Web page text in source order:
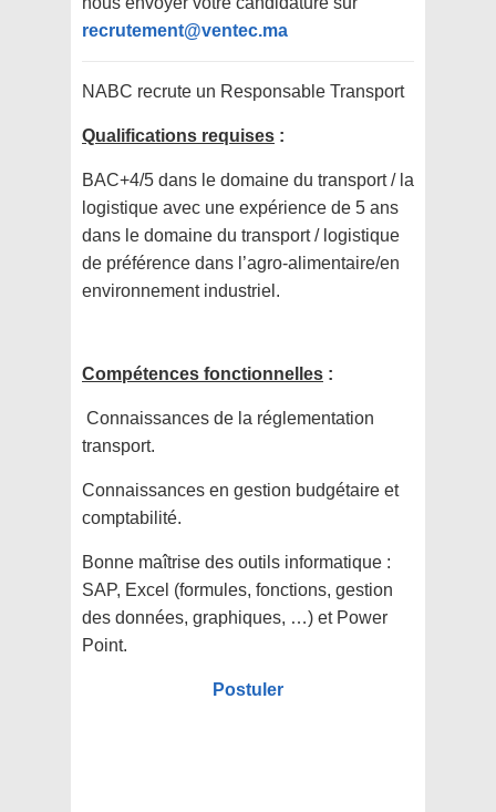
recrutement@ventec.ma
NABC recrute un Responsable Transport
Qualifications requises :
BAC+4/5 dans le domaine du transport / la
logistique avec une expérience de 5 ans
dans le domaine du transport / logistique
de préférence dans l’agro-alimentaire/en
environnement industriel.
Compétences fonctionnelles :
Connaissances de la réglementation
transport.
Connaissances en gestion budgétaire et
comptabilité.
Bonne maîtrise des outils informatique :
SAP, Excel (formules, fonctions, gestion
des données, graphiques, …) et Power
Point.
Postuler